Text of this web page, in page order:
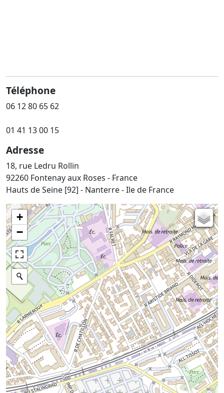
Téléphone
06 12 80 65 62
01 41 13 00 15
Adresse
18, rue Ledru Rollin
92260 Fontenay aux Roses - France
Hauts de Seine [92] - Nanterre - Ile de France
+
−
Carte de l'état-major (1820-1866)
Parcellaire cadastral
Plan IGN
Photographies aériennes